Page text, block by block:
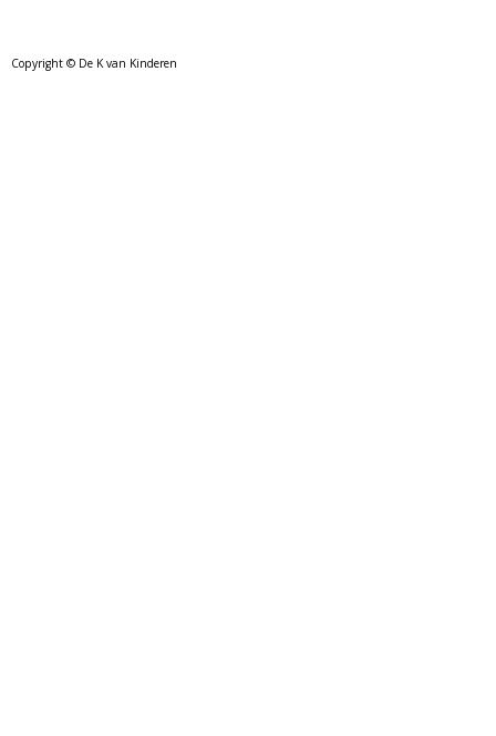
Copyright © De K van Kinderen